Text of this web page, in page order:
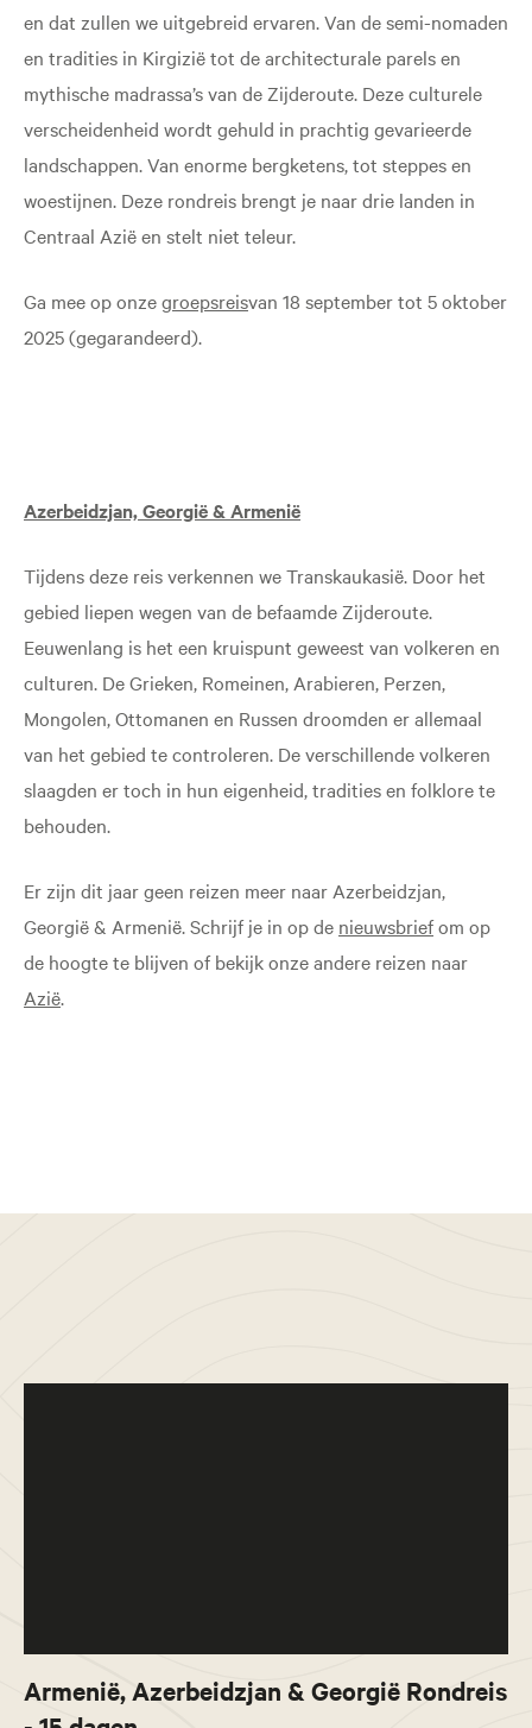
en dat zullen we uitgebreid ervaren. Van de semi-nomaden
en tradities in Kirgizië tot de architecturale parels en
mythische madrassa’s van de Zijderoute. Deze culturele
verscheidenheid wordt gehuld in prachtig gevarieerde
landschappen. Van enorme bergketens, tot steppes en
woestijnen. Deze rondreis brengt je naar drie landen in
Centraal Azië en stelt niet teleur.
Ga mee op onzegroepsreisvan 18 september tot 5 oktober
2025 (gegarandeerd).
Azerbeidzjan, Georgië & Armenië
Tijdens deze reis verkennen we Transkaukasië. Door het
gebied liepen wegen van de befaamde Zijderoute.
Eeuwenlang is het een kruispunt geweest van volkeren en
culturen. De Grieken, Romeinen, Arabieren, Perzen,
Mongolen, Ottomanen en Russen droomden er allemaal
van het gebied te controleren. De verschillende volkeren
slaagden er toch in hun eigenheid, tradities en folklore te
behouden.
Er zijn dit jaar geen reizen meer naar Azerbeidzjan,
Georgië & Armenië. Schrijf je in op de nieuwsbriefom op
de hoogte te blijven of bekijk onze andere reizen naar
Azië.
Armenië, Azerbeidzjan & Georgië Rondreis